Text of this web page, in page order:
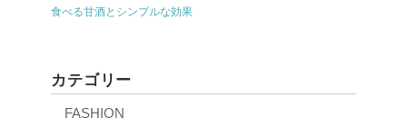
食べる甘酒とシンプルな効果
カテゴリー
FASHION